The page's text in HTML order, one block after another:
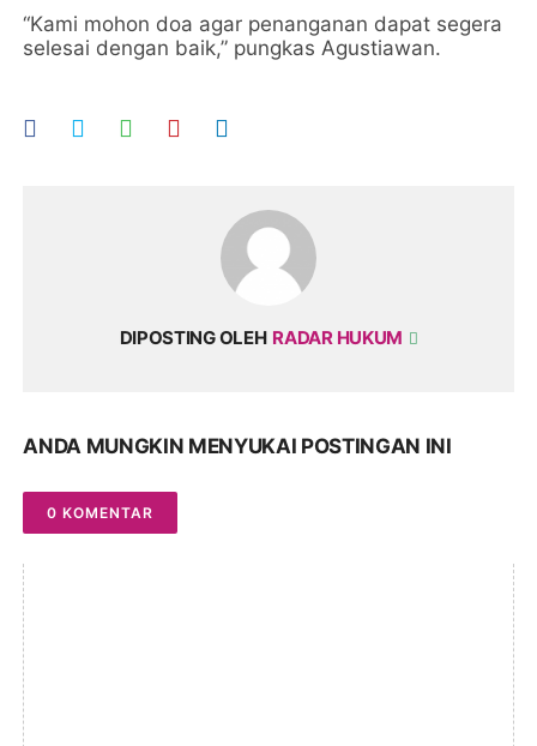
“Kami mohon doa agar penanganan dapat segera
selesai dengan baik,” pungkas Agustiawan.
DIPOSTING OLEH RADAR HUKUM
ANDA MUNGKIN MENYUKAI POSTINGAN INI
0 KOMENTAR